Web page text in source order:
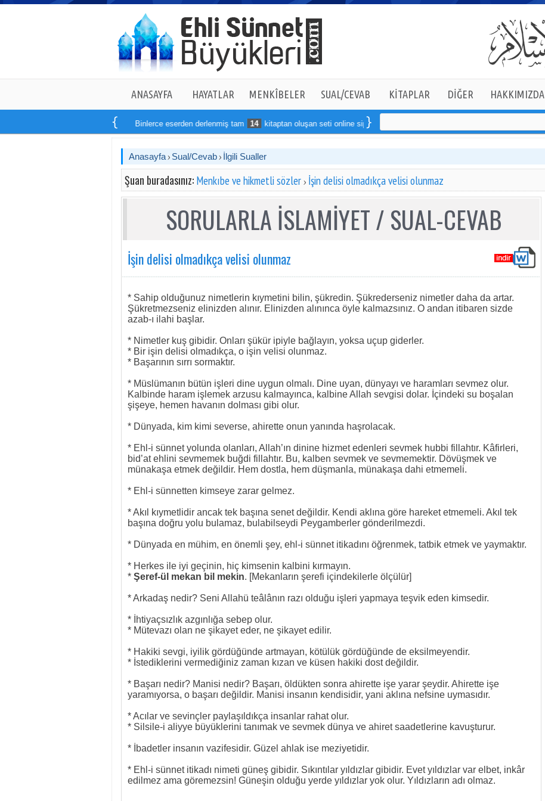
ANASAYFA HAYATLAR MENKÎBELER SUAL/CEVAB KİTAPLAR DİĞER HAKKIMIZDA
Binlerce eserden derlenmiş tam 14 kitaptan oluşan seti online sipariş verebilirsiniz
Anasayfa Sual/Cevab İlgili Sualler
Şuan buradasınız: Menkıbe ve hikmetli sözler İşin delisi olmadıkça velisi olunmaz
SORULARLA İSLAMİYET / SUAL-CEVAB
İşin delisi olmadıkça velisi olunmaz
* Sahip olduğunuz nimetlerin kıymetini bilin, şükredin. Şükrederseniz nimetler daha da artar.
Şükretmezseniz elinizden alınır. Elinizden alınınca öyle kalmazsınız. O andan itibaren sizde
azab-ı ilahi başlar.
* Nimetler kuş gibidir. Onları şükür ipiyle bağlayın, yoksa uçup giderler.
* Bir işin delisi olmadıkça, o işin velisi olunmaz.
* Başarının sırrı sormaktır.
* Müslümanın bütün işleri dine uygun olmalı. Dine uyan, dünyayı ve haramları sevmez olur.
Kalbinde haram işlemek arzusu kalmayınca, kalbine Allah sevgisi dolar. İçindeki su boşalan
şişeye, hemen havanın dolması gibi olur.
* Dünyada, kim kimi severse, ahirette onun yanında haşrolacak.
* Ehl-i sünnet yolunda olanları, Allah’ın dinine hizmet edenleri sevmek hubbi fillahtır. Kâfirleri,
bid’at ehlini sevmemek buğdi fillahtır. Bu, kalben sevmek ve sevmemektir. Dövüşmek ve
münakaşa etmek değildir. Hem dostla, hem düşmanla, münakaşa dahi etmemeli.
* Ehl-i sünnetten kimseye zarar gelmez.
* Akıl kıymetlidir ancak tek başına senet değildir. Kendi aklına göre hareket etmemeli. Akıl tek
başına doğru yolu bulamaz, bulabilseydi Peygamberler gönderilmezdi.
* Dünyada en mühim, en önemli şey, ehl-i sünnet itikadını öğrenmek, tatbik etmek ve yaymaktır.
* Herkes ile iyi geçinin, hiç kimsenin kalbini kırmayın.
* Şeref-ül mekan bil mekin. [Mekanların şerefi içindekilerle ölçülür]
* Arkadaş nedir? Seni Allahü teâlânın razı olduğu işleri yapmaya teşvik eden kimsedir.
* İhtiyaçsızlık azgınlığa sebep olur.
* Mütevazı olan ne şikayet eder, ne şikayet edilir.
* Hakiki sevgi, iyilik gördüğünde artmayan, kötülük gördüğünde de eksilmeyendir.
* İstediklerini vermediğiniz zaman kızan ve küsen hakiki dost değildir.
* Başarı nedir? Manisi nedir? Başarı, öldükten sonra ahirette işe yarar şeydir. Ahirette işe
yaramıyorsa, o başarı değildir. Manisi insanın kendisidir, yani aklına nefsine uymasıdır.
* Acılar ve sevinçler paylaşıldıkça insanlar rahat olur.
* Silsile-i aliyye büyüklerini tanımak ve sevmek dünya ve ahiret saadetlerine kavuşturur.
* İbadetler insanın vazifesidir. Güzel ahlak ise meziyetidir.
* Ehl-i sünnet itikadı nimeti güneş gibidir. Sıkıntılar yıldızlar gibidir. Evet yıldızlar var elbet, inkâr
edilmez ama göremezsin! Güneşin olduğu yerde yıldızlar yok olur. Yıldızların adı olmaz.